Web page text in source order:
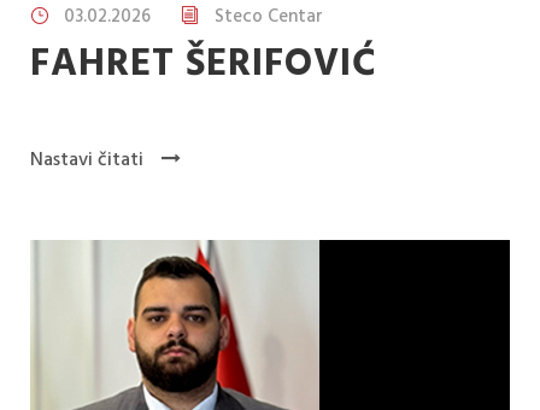
03.02.2026 Steco Centar
FAHRET ŠERIFOVIĆ
Nastavi čitati